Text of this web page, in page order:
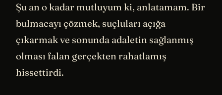
Şu an o kadar mutluyum ki, anlatamam. Bir
bulmacayı çözmek, suçluları açığa
çıkarmak ve sonunda adaletin sağlanmış
olması falan gerçekten rahatlamış
hissettirdi.